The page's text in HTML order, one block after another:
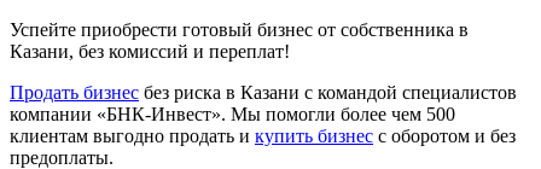
Успейте приобрести готовый бизнес от собственника в
Казани, без комиссий и переплат!
Продать бизнес без риска в Казани с командой специалистов
компании «БНК-Инвест». Мы помогли более чем 500
клиентам выгодно продать и купить бизнес с оборотом и без
предоплаты.